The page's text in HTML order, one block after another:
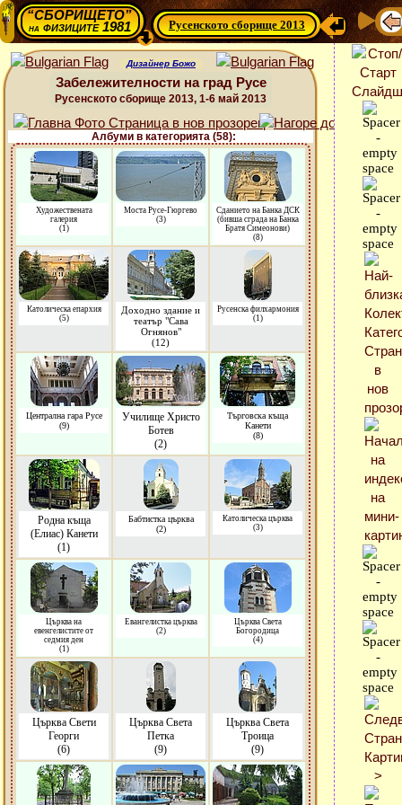
“СБОРИЩЕТО”
нафизиците 1981 Русенското сборище 2013
Дизайнер Божо
Забележителности на град Русе
Русенското сборище 2013, 1-6 май 2013
Албуми в категорията (58):
Художествената
галерия
(1)
Моста Русе-Гюргево
(3)
Сданието на Банка ДСК
(бивша сграда на Банка
Братя Симеонови)
(8)
Католическа епархия
(5)
Доходно здание и
театър "Сава
Огнянов"
(12)
Русенска филхармония
(1)
Централна гара Русе
(9)
Училище Христо
Ботев
(2)
Търговска къща
Канети
(8)
Родна къща
(Елиас) Канети
(1)
Бабтистка църква
(2)
Католическа църква
(3)
Църква на
евенгелистите от
седмия ден
(1)
Евангелистка църква
(2)
Църква Света
Богородица
(4)
Църква Свети
Георги
(6)
Църква Света
Петка
(9)
Църква Света
Троица
(9)